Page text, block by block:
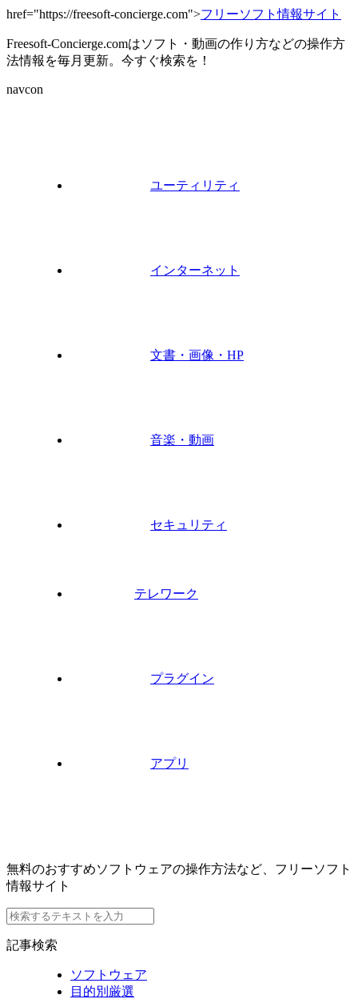
href="https://freesoft-concierge.com">フリーソフト情報サイト
Freesoft-Concierge.comはソフト・動画の作り方などの操作方
法情報を毎月更新。今すぐ検索を！
navcon
ユーティリティ
インターネット
文書・画像・HP
音楽・動画
セキュリティ
テレワーク
プラグイン
アプリ
無料のおすすめソフトウェアの操作方法など、フリーソフト
情報サイト
記事検索
ソフトウェア
目的別厳選